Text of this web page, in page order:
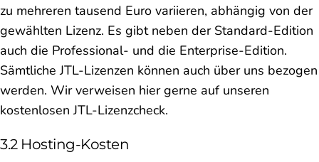
zu mehreren tausend Euro variieren, abhängig von der
gewählten Lizenz. Es gibt neben der Standard-Edition
auch die Professional- und die Enterprise-Edition.
Sämtliche JTL-Lizenzen können auch über uns bezogen
werden. Wir verweisen hier gerne auf unseren
kostenlosen JTL-Lizenzcheck.
3.2 Hosting-Kosten